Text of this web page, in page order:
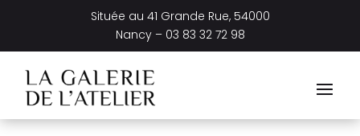
Située au 41 Grande Rue, 54000
Nancy – 03 83 32 72 98